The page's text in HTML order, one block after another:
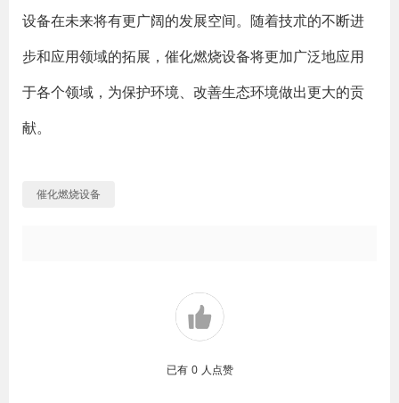
设备在未来将有更广阔的发展空间。随着技朮的不断进
步和应用领域的拓展，催化燃烧设备将更加广泛地应用
于各个领域，为保护环境、改善生态环境做出更大的贡
献。
催化燃烧设备
已有 0 人点赞